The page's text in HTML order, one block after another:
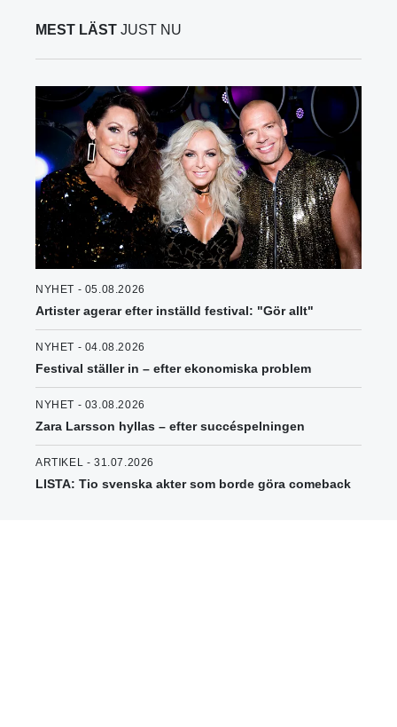
MEST LÄST JUST NU
NYHET - 05.08.2026
Artister agerar efter inställd festival: "Gör allt"
NYHET - 04.08.2026
Festival ställer in – efter ekonomiska problem
NYHET - 03.08.2026
Zara Larsson hyllas – efter succéspelningen
ARTIKEL - 31.07.2026
LISTA: Tio svenska akter som borde göra comeback